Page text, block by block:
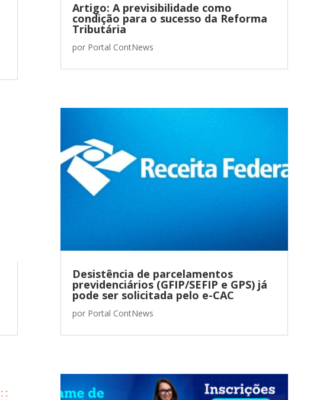
Artigo: A previsibilidade como
condição para o sucesso da Reforma
Tributária
por Portal ContNews
Desistência de parcelamentos
previdenciários (GFIP/SEFIP e GPS) já
pode ser solicitada pelo e-CAC
por Portal ContNews